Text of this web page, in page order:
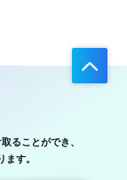
ることができ、
す。